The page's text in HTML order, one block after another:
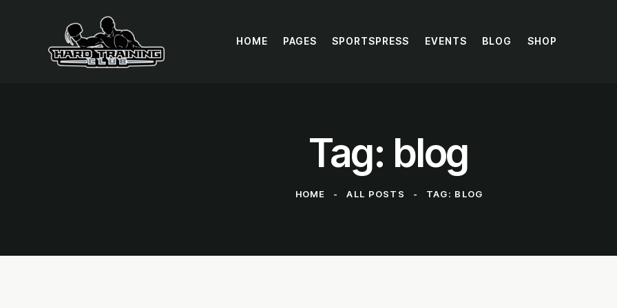
HOME PAGES SPORTSPRESS EVENTS BLOG SHOP
Tag: blog
HOME ALL POSTS TAG: BLOG